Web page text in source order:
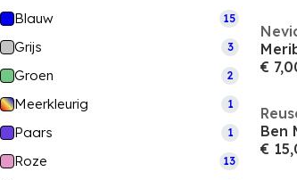
Blauw 15
Grijs 3
Groen 2
Meerkleurig 1
Paars 1
Roze 13
€
Ben
€